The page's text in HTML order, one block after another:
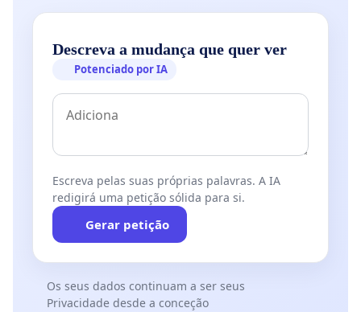
Descreva a mudança que quer ver
Potenciado por IA
Escreva pelas suas próprias palavras. A IA
redigirá uma petição sólida para si.
Gerar petição
Os seus dados continuam a ser seus
Privacidade desde a conceção